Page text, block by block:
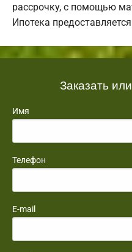
рассрочку, с помощью
Ипотека
Заказать
Имя
Телефон
E-mail